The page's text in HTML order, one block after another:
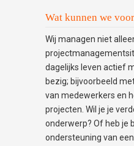
Wat kunnen we
Wij managen niet
dagelijks leven actief
bezig; bijvoorbeeld
van medewerkers en
projecten. Wil je je
onderwerp? Of heb je
ondersteuning van